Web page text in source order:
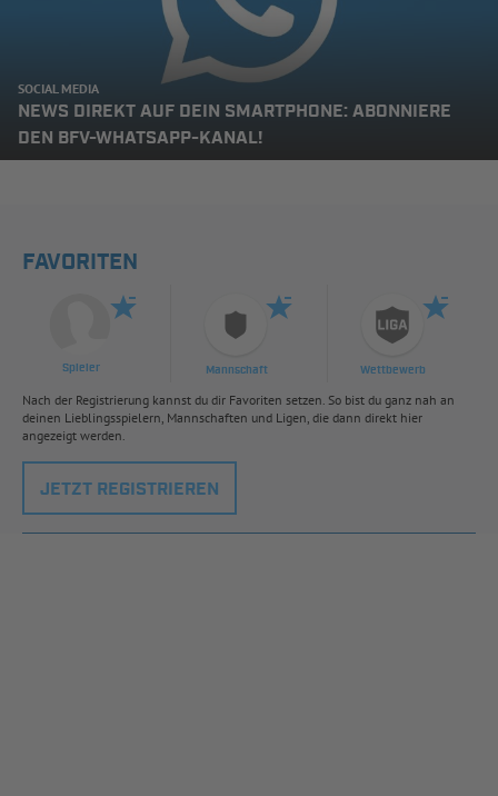
SOCIAL MEDIA
NEWS DIREKT AUF DEIN SMARTPHONE: ABONNIERE
DEN BFV-WHATSAPP-KANAL!
FAVORITEN
Spieler Mannschaft Wettbewerb
Nach der Registrierung kannst du dir Favoriten setzen. So bist du ganz nah an
deinen Lieblingsspielern, Mannschaften und Ligen, die dann direkt hier
angezeigt werden.
JETZT REGISTRIEREN